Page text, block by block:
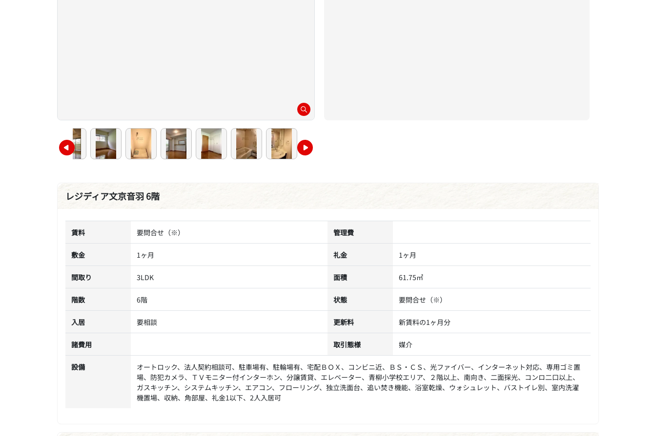
レジディア文京音羽 6階
賃料 要問合せ（※） 管理費
敷金 1ヶ月 礼金 1ヶ月
間取り 3LDK 面積 61.75㎡
階数 6階 状態 要問合せ（※）
入居 要相談 更新料 新賃料の1ヶ月分
諸費用 取引態様 媒介
設備
オートロック、法人契約相談可、駐車場有、駐輪場有、宅配ＢＯＸ、コンビニ近、ＢＳ・ＣＳ、光ファイバー、インターネット対応、専用ゴミ置
場、防犯カメラ、ＴＶモニター付インターホン、分譲賃貸、エレベーター、青柳小学校エリア、２階以上、南向き、二面採光、コンロ二口以上、
ガスキッチン、システムキッチン、エアコン、フローリング、独立洗面台、追い焚き機能、浴室乾燥、ウォシュレット、バストイレ別、室内洗濯
機置場、収納、角部屋、礼金1以下、2人入居可